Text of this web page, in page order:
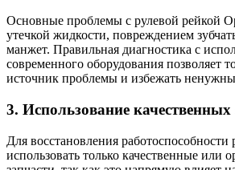
Основные проблемы с рулевой рейкой
утечкой жидкости, повреждением
манжет. Правильная диагностика с
современного оборудования позволяет
источник проблемы и избежать
3. Использование качественных
Для восстановления
использовать только качественные или